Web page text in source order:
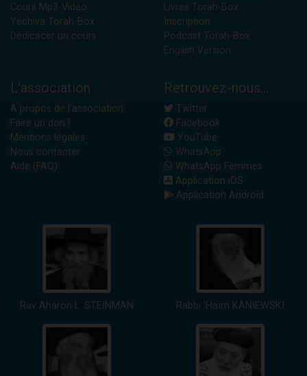
Cours Mp3-Vidéo
Yéchiva Torah-Box
Dédicacer un cours
Livres Torah-Box
Inscription
Podcast Torah-Box
English Version
L'association
A propos de l'association
Faire un don !
Mentions légales
Nous contacter
Aide (FAQ)
Retrouvez-nous...
Twitter
Facebook
YouTube
WhatsApp
WhatsApp Femmes
Application iOS
Application Android
Rav Aharon L. STEINMAN Rabbi 'Haïm KANIEWSKI